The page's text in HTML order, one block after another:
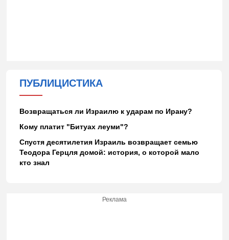
ПУБЛИЦИСТИКА
Возвращаться ли Израилю к ударам по Ирану?
Кому платит "Битуах леуми"?
Спустя десятилетия Израиль возвращает семью
Теодора Герцля домой: история, о которой мало
кто знал
Реклама